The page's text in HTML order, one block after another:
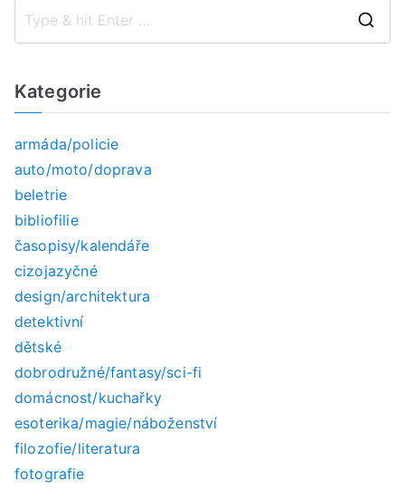
Kategorie
armáda/policie
auto/moto/doprava
beletrie
bibliofilie
časopisy/kalendáře
cizojazyčné
design/architektura
detektivní
dětské
dobrodružné/fantasy/sci-fi
domácnost/kuchařky
esoterika/magie/náboženství
filozofie/literatura
fotografie